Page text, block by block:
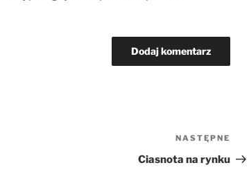
wpis
NASTĘPNE
Ciasnota na rynku